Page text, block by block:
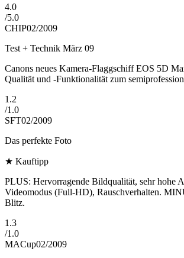
4.0
/5.0
CHIP02/2009
Test + Technik März 09
Canons neues Kamera-Flaggschiff EOS 5D
Qualität und -Funktionalität zum
1.2
/1.0
SFT02/2009
Das perfekte Foto
★ Kauftipp
PLUS: Hervorragende Bildqualität, sehr hohe
Videomodus (Full-HD), Rauschverhalten.
Blitz.
1.3
/1.0
MACup02/2009